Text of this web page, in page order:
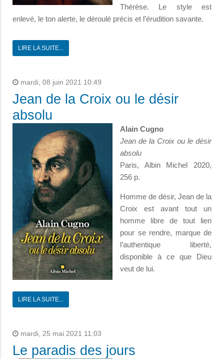
Thérèse. Le style est
enlevé, le ton alerte, le déroulé précis et l’érudition savante.
LIRE LA SUITE...
mardi, 08 juin 2021 10:49
Jean de la Croix ou le désir
absolu
Alain Cugno
Jean de la Croix ou le désir
absolu
Paris, Albin Michel 2020,
256 p.
Homme de désir, Jean de la
Croix est avant tout un
homme libre de tout lien
pour se rendre, marque de
l’authentique liberté,
disponible à ce que Dieu
veut de lui.
LIRE LA SUITE...
mardi, 25 mai 2021 11:03
Le paradis des jours